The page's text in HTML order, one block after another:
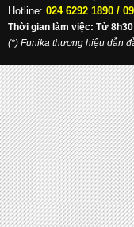
Hotline: 024 6292 1890 /
Thời gian làm việc: Từ
(*) Funika thương hiệu dẫn